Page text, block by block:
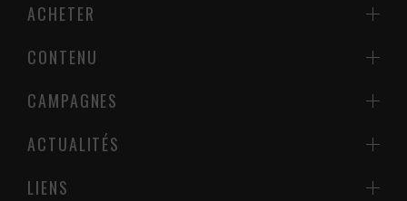
ACHETER
CONTENU
ACTUALITÉS
CAMPAGNES
LIENS